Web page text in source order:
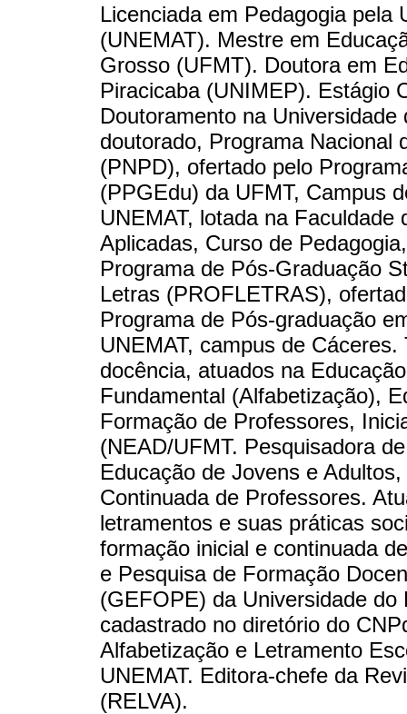
Licenciada em Pedagogia pela
(UNEMAT). Mestre em
Grosso (UFMT). Doutora em
Piracicaba (UNIMEP). Estágio
Doutoramento na
doutorado, Programa Nacional
(PNPD), ofertado pelo
(PPGEdu) da UFMT, Campus
UNEMAT, lotada na
Aplicadas, Curso de
Programa de Pós-Graduação
Letras (PROFLETRAS),
Programa de Pós-graduação
UNEMAT, campus de
docência, atuados na
Fundamental (Alfabetização),
Formação de Professores,
(NEAD/UFMT. Pesquisadora
Educação de Jovens e
Continuada de Professores.
letramentos e suas práticas
formação inicial e continuada
e Pesquisa de Formação
(GEFOPE) da Universidade
cadastrado no diretório do
Alfabetização e Letramento
UNEMAT. Editora-chefe da
(RELVA).